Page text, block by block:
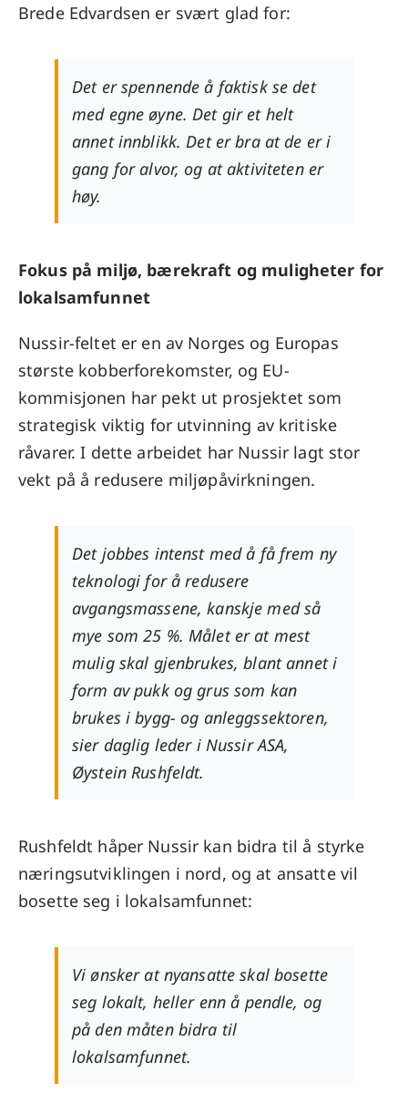
Brede Edvardsen er svært glad for:
Det er spennende å faktisk se det
med egne øyne. Det gir et helt
annet innblikk. Det er bra at de er i
gang for alvor, og at aktiviteten er
høy.
Fokus på miljø, bærekraft og muligheter for
lokalsamfunnet
Nussir-feltet er en av Norges og Europas
største kobberforekomster, og EU-
kommisjonen har pekt ut prosjektet som
strategisk viktig for utvinning av kritiske
råvarer. I dette arbeidet har Nussir lagt stor
vekt på å redusere miljøpåvirkningen.
Det jobbes intenst med å få frem ny
teknologi for å redusere
avgangsmassene, kanskje med så
mye som 25 %. Målet er at mest
mulig skal gjenbrukes, blant annet i
form av pukk og grus som kan
brukes i bygg- og anleggssektoren,
sier daglig leder i Nussir ASA,
Øystein Rushfeldt.
Rushfeldt håper Nussir kan bidra til å styrke
næringsutviklingen i nord, og at ansatte vil
bosette seg i lokalsamfunnet:
Vi ønsker at nyansatte skal bosette
seg lokalt, heller enn å pendle, og
på den måten bidra til
lokalsamfunnet.